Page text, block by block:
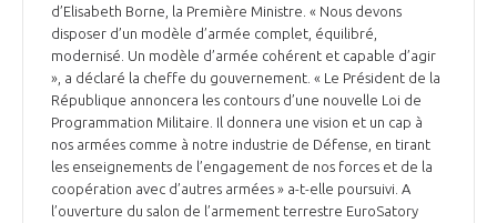
MÉDIATION ET CHARTE D’ENGAGEMENT SUR LES RELATIONS ENTRE
CLIENTS ET FOURNISSEURS
LA MÉDIATION AU-DELÀ DE LA FILIÈRE AÉRONAUTIQUE ET SPATIALE
PRENDRE CONTACT AVEC LE MÉDIATEUR DE LA FILIÈRE
CHIFFRES CLÉS
LES ENJEUX
COMPÉTITIVITÉ
LES PUBLICATIONS
d’Elisabeth Borne, la Première Ministre. « Nous devons
disposer d’un modèle d’armée complet, équilibré,
modernisé. Un modèle d’armée cohérent et capable d’agir
», a déclaré la cheffe du gouvernement. « Le Président de la
République annoncera les contours d’une nouvelle Loi de
Programmation Militaire. Il donnera une vision et un cap à
nos armées comme à notre industrie de Défense, en tirant
les enseignements de l’engagement de nos forces et de la
coopération avec d’autres armées » a-t-elle poursuivi. A
l’ouverture du salon de l’armement terrestre EuroSatory